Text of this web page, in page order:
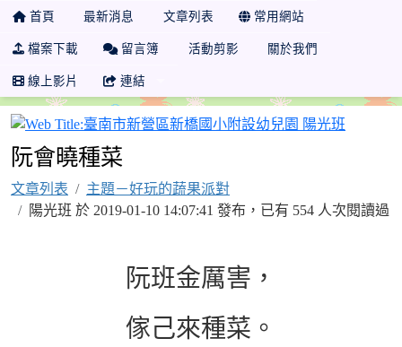
首頁 最新消息 文章列表 常用網站
檔案下載 留言簿 活動剪影 關於我們
線上影片 連結
阮會曉種菜
文章列表
主題－好玩的蔬果派對
陽光班 於 2019-01-10 14:07:41 發布，已有 554 人次閱讀過
阮班金厲害，
傢己來種菜。